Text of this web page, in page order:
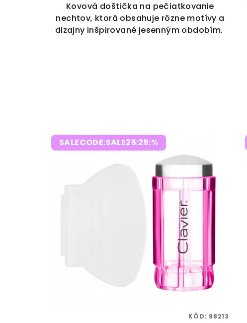
Kovová doštička na pečiatkovanie
nechtov, ktorá obsahuje rôzne motívy a
dizajny inšpirované jesenným obdobím.
SALECODE:SALE25:25:%
KÓD: 98213